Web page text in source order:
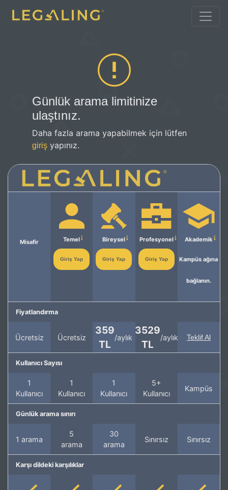
Günlük arama limitinize
ulaştınız.
Daha fazla arama yapabilmek için lütfen
giriş yapınız.
Misafir Temel
Giriş Yap
Bireysel
Giriş Yap
Profesyonel
Giriş Yap
Akademik
Kampüs ağına
bağlanın.
Fiyatlandırma
Ücretsiz Ücretsiz
359
TL
/aylık
3529
TL
/aylık Teklif Al
Kullanıcı Sayısı
1
Kullanıcı
1
Kullanıcı
1
Kullanıcı
5+
Kullanıcı
Kampüs
Günlük arama sınırı
1 arama
5
arama
30
arama
Sınırsız Sınırsız
Karşı dildeki karşılıklar